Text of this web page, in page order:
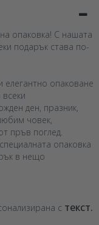
опаковка! С нашата
подарък става по-
елегантно опаковане
ден, празник,
човек,
пръв поглед.
опаковка
в нещо
с текст.